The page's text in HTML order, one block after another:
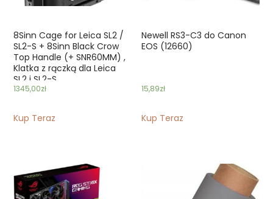
8Sinn Cage for Leica SL2 /
SL2-S + 8Sinn Black Crow
Top Handle (+ SNR60MM) ,
Klatka z rączką dla Leica
SL2 i SL2-S
1345,00zł
Kup Teraz
Newell RS3-C3 do Canon
EOS (12660)
15,89zł
Kup Teraz